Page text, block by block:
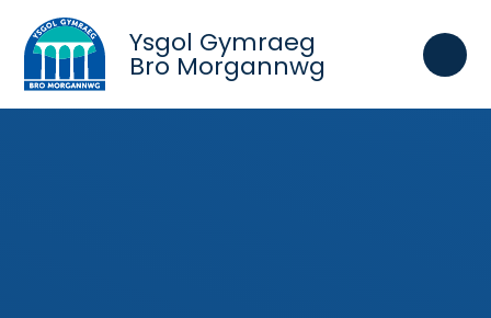
Skip to content ↓
Ysgol Gymraeg
Bro Morgannwg